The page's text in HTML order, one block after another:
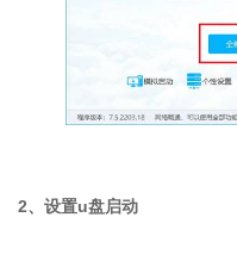
2、设置u盘启动